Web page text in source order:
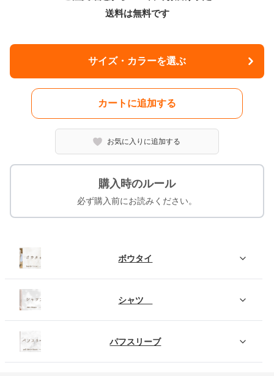
送料は無料です
サイズ・カラーを選ぶ
カートに追加する
お気に入りに追加する
購入時のルール
必ず購入前にお読みください。
ボウタイ
シャツ
パフスリーブ